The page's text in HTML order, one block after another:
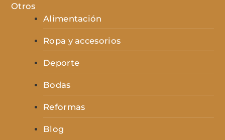
Otros
Alimentación
Ropa y accesorios
Deporte
Bodas
Reformas
Blog